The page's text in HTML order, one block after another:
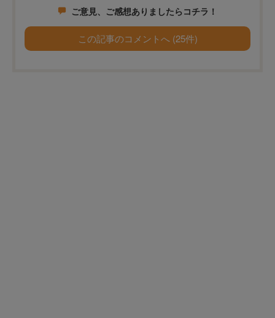
ご意見、ご感想ありましたらコチラ！
この記事のコメントへ (25件)